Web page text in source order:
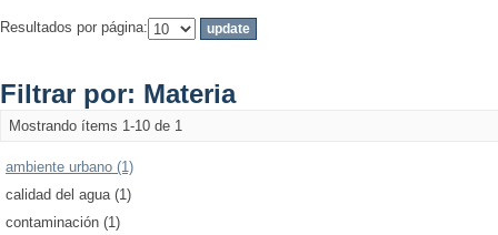
Resultados por página:
Filtrar por: Materia
Mostrando ítems 1-10 de 1
ambiente urbano (1)
calidad del agua (1)
contaminación (1)